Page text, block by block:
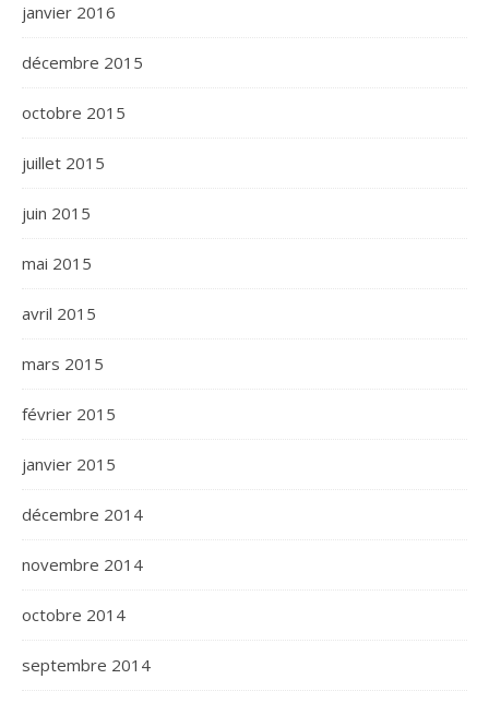
janvier 2016
décembre 2015
octobre 2015
juillet 2015
juin 2015
mai 2015
avril 2015
mars 2015
février 2015
janvier 2015
décembre 2014
novembre 2014
octobre 2014
septembre 2014